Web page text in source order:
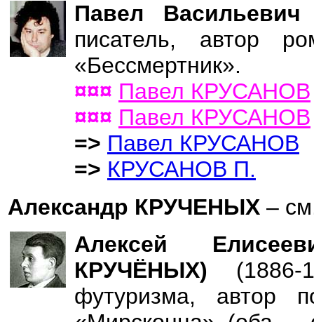
Павел
писатель, автор
«Бессмертник».
¤¤¤ Павел КРУСАНОВ
¤¤¤ Павел КРУСАНОВ
=> Павел КРУСАНОВ
=> КРУСАНОВ П.
Александр КРУЧЕНЫХ –
Алексей
КРУЧЁНЫХ)
футуризма, автор